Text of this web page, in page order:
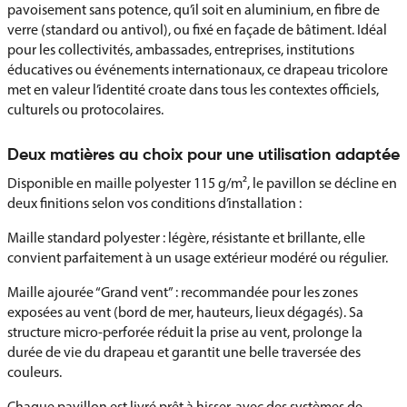
pavoisement sans potence, qu’il soit en aluminium, en fibre de
verre (standard ou antivol), ou fixé en façade de bâtiment. Idéal
pour les collectivités, ambassades, entreprises, institutions
éducatives ou événements internationaux, ce drapeau tricolore
met en valeur l’identité croate dans tous les contextes officiels,
culturels ou protocolaires.
Deux matières au choix pour une utilisation adaptée
Disponible en maille polyester 115 g/m², le pavillon se décline en
deux finitions selon vos conditions d’installation :
Maille standard polyester : légère, résistante et brillante, elle
convient parfaitement à un usage extérieur modéré ou régulier.
Maille ajourée “Grand vent” : recommandée pour les zones
exposées au vent (bord de mer, hauteurs, lieux dégagés). Sa
structure micro-perforée réduit la prise au vent, prolonge la
durée de vie du drapeau et garantit une belle traversée des
couleurs.